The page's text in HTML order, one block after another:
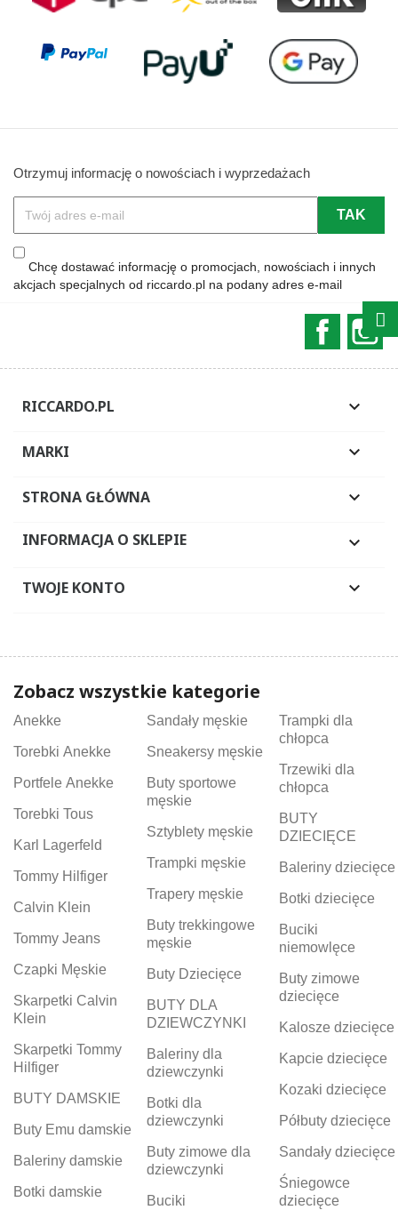
Otrzymuj informację o nowościach i wyprzedażach
Chcę dostawać informację o promocjach, nowościach i innych
akcjach specjalnych od riccardo.pl na podany adres e-mail
RICCARDO.PL 
MARKI 
STRONA GŁÓWNA 
INFORMACJA O SKLEPIE 
TWOJE KONTO 
Zobacz wszystkie kategorie
Anekke
Torebki Anekke
Portfele Anekke
Torebki Tous
Karl Lagerfeld
Tommy Hilfiger
Calvin Klein
Tommy Jeans
Czapki Męskie
Skarpetki Calvin
Klein
Skarpetki Tommy
Hilfiger
BUTY DAMSKIE
Buty Emu damskie
Baleriny damskie
Botki damskie
Sandały męskie
Sneakersy męskie
Buty sportowe
męskie
Sztyblety męskie
Trampki męskie
Trapery męskie
Buty trekkingowe
męskie
Buty Dziecięce
BUTY DLA
DZIEWCZYNKI
Baleriny dla
dziewczynki
Botki dla
dziewczynki
Buty zimowe dla
dziewczynki
Buciki
Trampki dla
chłopca
Trzewiki dla
chłopca
BUTY
DZIECIĘCE
Baleriny dziecięce
Botki dziecięce
Buciki
niemowlęce
Buty zimowe
dziecięce
Kalosze dziecięce
Kapcie dziecięce
Kozaki dziecięce
Półbuty dziecięce
Sandały dziecięce
Śniegowce
dziecięce